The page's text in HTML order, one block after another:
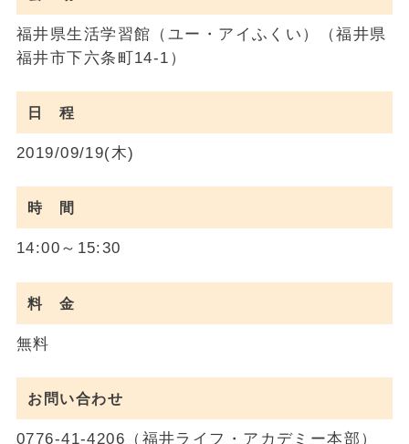
福井県生活学習館（ユー・アイふくい）（福井県
福井市下六条町14-1）
日 程
2019/09/19(木)
時 間
14:00～15:30
料 金
無料
お問い合わせ
0776-41-4206 （福井ライフ・アカデミー本部）